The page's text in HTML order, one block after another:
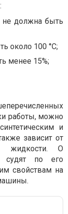
не должна быть
около 100 °C;
менее 15%;
работы, можно
и
зависит от
жидкости. О
судят по его
свойствам на